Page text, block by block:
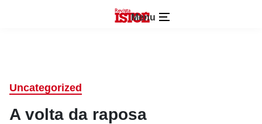
Menu
Uncategorized
A volta da raposa